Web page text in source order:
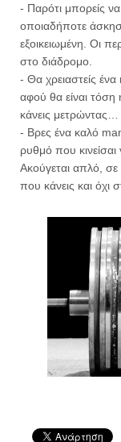
- Παρότι μπορείς να
οποιαδήποτε
εξοικειωμένη. Οι
στο διάδρομο.
- Θα χρειαστείς
αφού θα είναι
κάνεις μετρώντας…
- Βρες ένα καλό
ρυθμό που
Ακούγεται απλό,
που κάνεις και όχι